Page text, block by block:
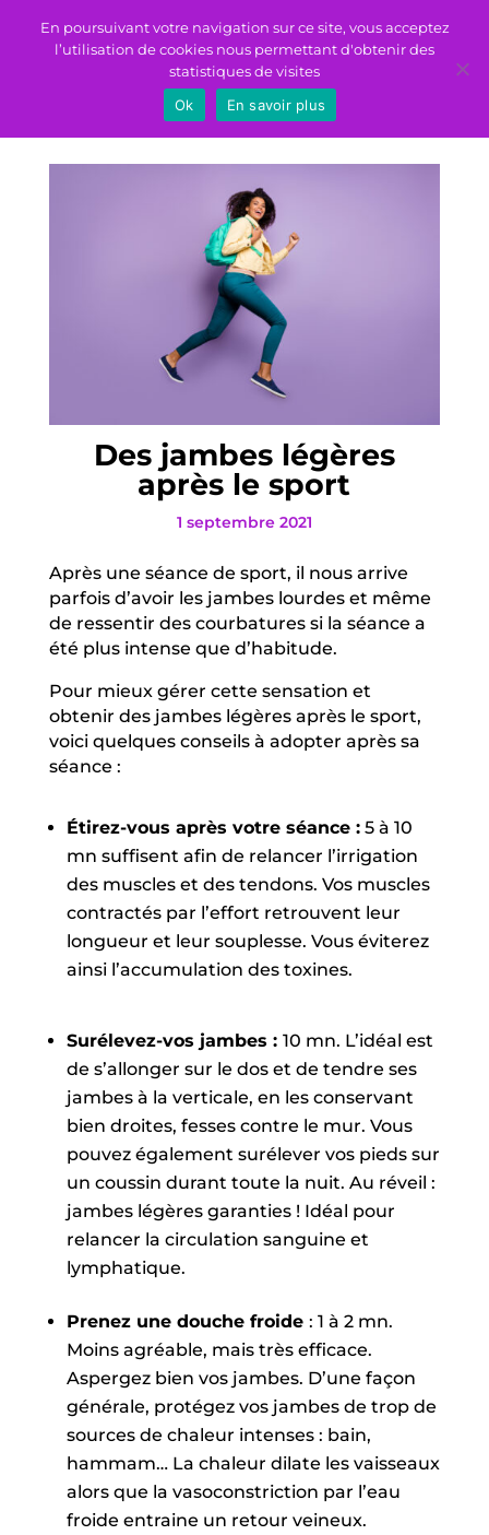
Des jambes légères
après le sport
1 septembre 2021
Après une séance de sport, il nous arrive
parfois d’avoir les jambes lourdes et même
de ressentir des courbatures si la séance a
été plus intense que d’habitude.
Pour mieux gérer cette sensation et
obtenir des jambes légères après le sport,
voici quelques conseils à adopter après sa
séance :
Étirez-vous après votre séance :5 à 10
mn suffisent afin de relancer l’irrigation
des muscles et des tendons. Vos muscles
contractés par l’effort retrouvent leur
longueur et leur souplesse. Vous éviterez
ainsi l’accumulation des toxines.
Surélevez-vos jambes : 10 mn. L’idéal est
de s’allonger sur le dos et de tendre ses
jambes à la verticale, en les conservant
bien droites, fesses contre le mur. Vous
pouvez également surélever vos pieds sur
un coussin durant toute la nuit. Au réveil :
jambes légères garanties ! Idéal pour
relancer la circulation sanguine et
lymphatique.
Prenez une douche froide : 1 à 2 mn.
Moins agréable, mais très efficace.
Aspergez bien vos jambes. D’une façon
générale, protégez vos jambes de trop de
sources de chaleur intenses : bain,
hammam… La chaleur dilate les vaisseaux
alors que la vasoconstriction par l’eau
froide entraine un retour veineux.
En poursuivant votre navigation sur ce site, vous acceptez
l’utilisation de cookies nous permettant d'obtenir des
statistiques de visites
Ok
En savoir plus